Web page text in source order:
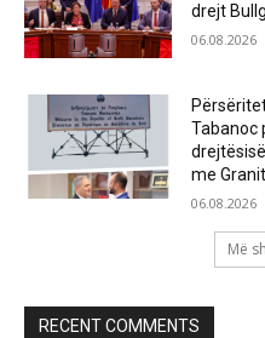
drejt
06.08.2026
Tabanoc
me
06.08.2026
Më
RECENT COMMENTS